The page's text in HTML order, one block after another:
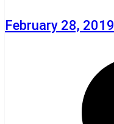
February 28, 2019